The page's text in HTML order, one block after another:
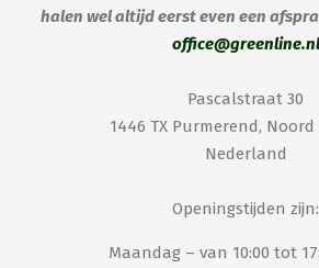
halen wel altijd eerst even een
office@greenline.nl
Pascalstraat 30
1446 TX Purmerend,
Nederland
Openingstijden zijn:
Maandag – van 10:00 tot